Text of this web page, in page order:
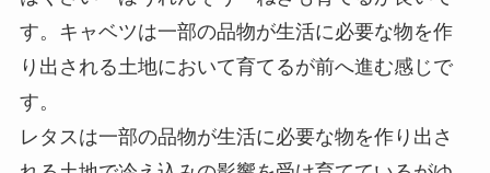
す。キャベツは一部の品物が生活に必要な物を作
り出される土地において育てるが前へ進む感じで
す。
レタスは一部の品物が生活に必要な物を作り出さ